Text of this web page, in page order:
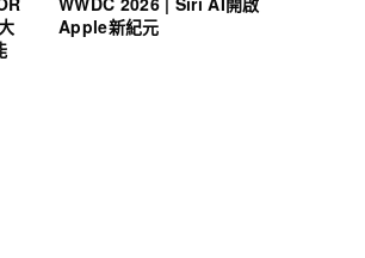
Apple新紀元